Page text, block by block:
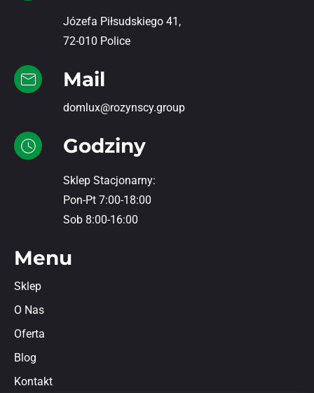
Józefa Piłsudskiego 41,
72-010 Police
Mail
domlux@rozynscy.group
Godziny
Sklep Stacjonarny:
Pon-Pt 7:00-18:00
Sob 8:00-16:00
Menu
Sklep
O Nas
Oferta
Blog
Kontakt